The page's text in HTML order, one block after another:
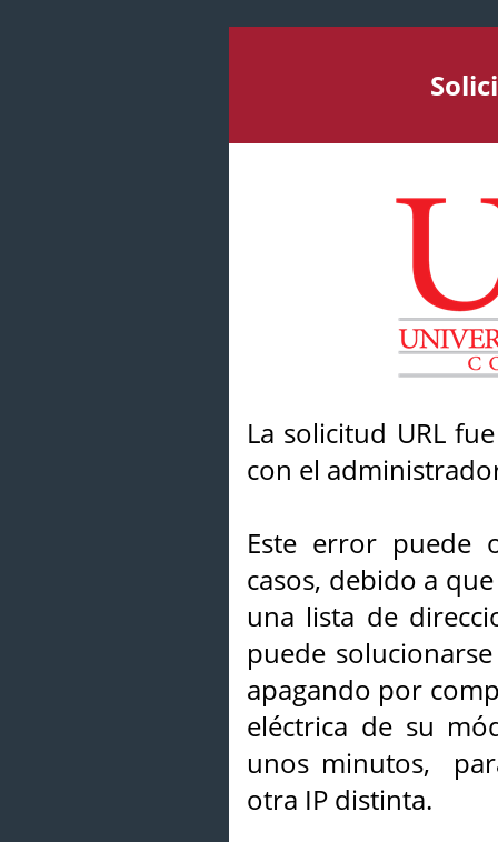
La solicitud URL
con el
Este error puede
casos, debido a
una lista de
puede
apagando por
eléctrica de su
unos minutos,
otra IP distinta.